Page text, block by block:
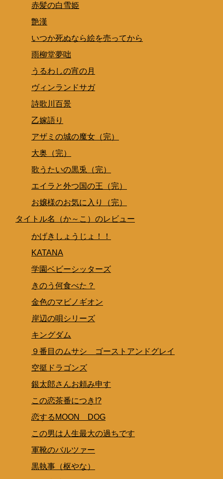
赤髪の白雪姫
艶漢
いつか死ぬなら絵を売ってから
雨柳堂夢咄
うるわしの宵の月
ヴィンランドサガ
詩歌川百景
乙嫁語り
アザミの城の魔女（完）
大奥（完）
歌うたいの黒兎（完）
エイラと外つ国の王（完）
お嬢様のお気に入り（完）
タイトル名（か～こ）のレビュー
かげきしょうじょ！！
KATANA
学園ベビーシッターズ
きのう何食べた？
金色のマビノギオン
岸辺の唄シリーズ
キングダム
９番目のムサシ ゴーストアンドグレイ
空挺ドラゴンズ
銀太郎さんお頼み申す
この恋茶番につき!?
恋するMOON DOG
この男は人生最大の過ちです
軍靴のバルツァー
黒執事（枢やな）